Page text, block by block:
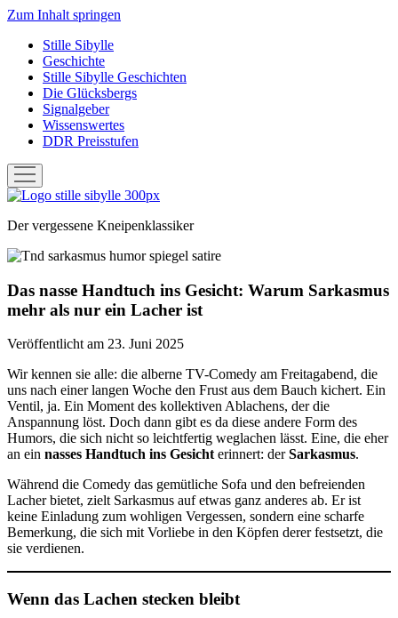
Zum Inhalt springen
Stille Sibylle
Geschichte
Stille Sibylle Geschichten
Die Glücksbergs
Signalgeber
Wissenswertes
DDR Preisstufen
Menü
öffnen
Stille
Der vergessene Kneipenklassiker
Das nasse Handtuch ins Gesicht: Warum Sarkasmus
mehr als nur ein Lacher ist
Veröffentlicht am 23. Juni 2025
Wir kennen sie alle: die alberne TV-Comedy am Freitagabend, die
uns nach einer langen Woche den Frust aus dem Bauch kichert. Ein
Ventil, ja. Ein Moment des kollektiven Ablachens, der die
Anspannung löst. Doch dann gibt es da diese andere Form des
Humors, die sich nicht so leichtfertig weglachen lässt. Eine, die eher
an ein nasses Handtuch ins Gesichterinnert: derSarkasmus.
Während die Comedy das gemütliche Sofa und den befreienden
Lacher bietet, zielt Sarkasmus auf etwas ganz anderes ab. Er ist
keine Einladung zum wohligen Vergessen, sondern eine scharfe
Bemerkung, die sich mit Vorliebe in den Köpfen derer festsetzt, die
sie verdienen.
Wenn das Lachen stecken bleibt